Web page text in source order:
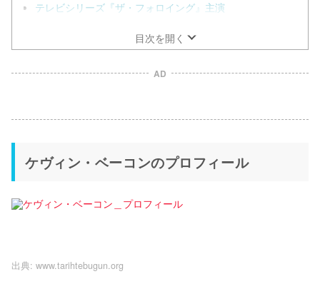
テレビシリーズ『ザ・フォロイング』主演
目次を開く
AD
ケヴィン・ベーコンのプロフィール
出典: www.tarihtebugun.org